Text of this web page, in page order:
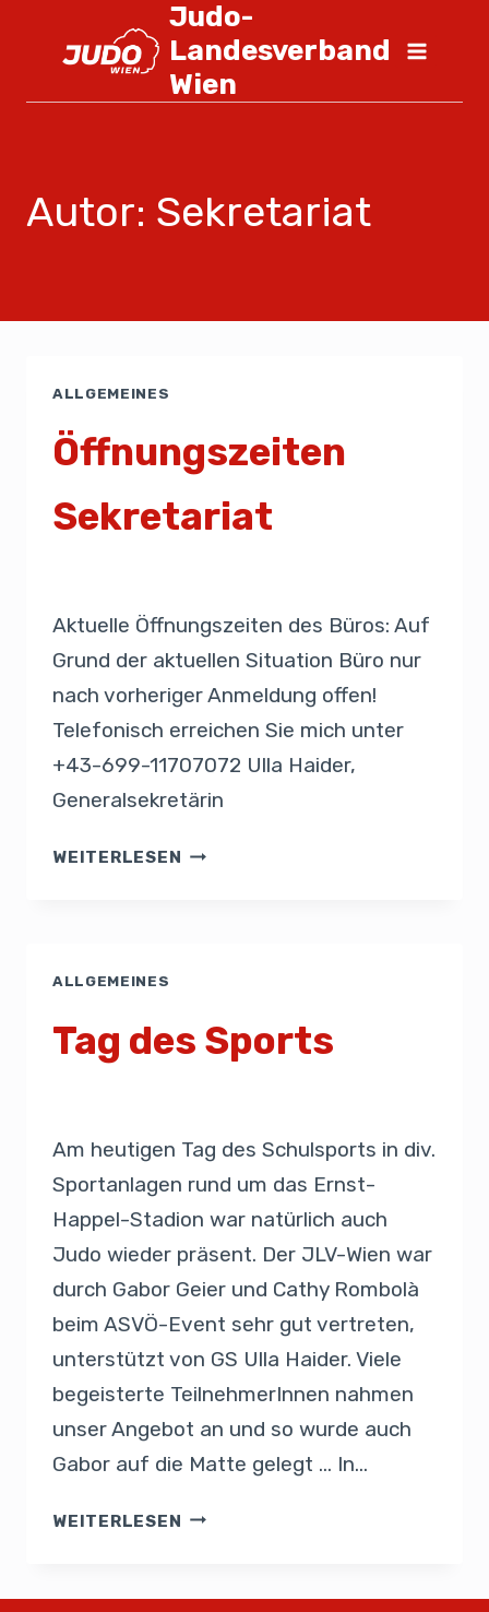
Judo-
Landesverband
Wien
Autor: Sekretariat
ALLGEMEINES
Öffnungszeiten
Sekretariat
Aktuelle Öffnungszeiten des Büros: Auf
Grund der aktuellen Situation Büro nur
nach vorheriger Anmeldung offen!
Telefonisch erreichen Sie mich unter
+43-699-11707072 Ulla Haider,
Generalsekretärin
WEITERLESEN
ALLGEMEINES
Tag des Sports
Am heutigen Tag des Schulsports in div.
Sportanlagen rund um das Ernst-
Happel-Stadion war natürlich auch
Judo wieder präsent. Der JLV-Wien war
durch Gabor Geier und Cathy Rombolà
beim ASVÖ-Event sehr gut vertreten,
unterstützt von GS Ulla Haider. Viele
begeisterte TeilnehmerInnen nahmen
unser Angebot an und so wurde auch
Gabor auf die Matte gelegt … In…
WEITERLESEN